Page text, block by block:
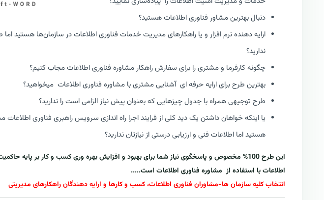
دنبال بهترین مشاور فناوری اطلاعات هستید؟
ارایه دهنده نرم افزار و یا راهکارهای مدیریت خدمات فناوری اطلاعات در سازمان‌ها هستید
ندارید؟
چگونه کارفرما و مشتری را برای سفارش راهکار مشاوره فناوری اطلاعات مجاب کنیم؟
بهترین طرح برای ارایه حرفه ای آشنایی مشتری با مشاوره فناوری اطلاعات میخواهید؟
طرح توجیهی همراه با جدول چیزهایی که بعنوان پیش نیاز الزامی است را ندارید؟
یا اینکه خواهان داشتن یک دید کلی از فرایند اجرا راه اندازی سرویس راهبری فناوری اطلاعات
هستید اما اطلاعات فنی و ارزیابی درستی از نیازتان ندارید؟
این طرح 100% مخصوص و پاسخگوی نیاز شما برای بهبود و افزایش بهره وری کسب و کار بر پایه
اطلاعات با استفاده از مشاوره فناوری اطلاعات است.....
انتخاب کلیه سازمان ها-مشاوران فناوری اطلاعات، کسب و کارها و ارایه دهندگان راهکارهای مدیریتی